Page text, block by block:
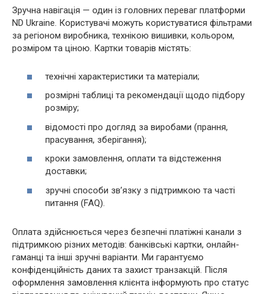
Зручна навігація — один із головних переваг платформи
ND Ukraine. Користувачі можуть користуватися фільтрами
за регіоном виробника, технікою вишивки, кольором,
розміром та ціною. Картки товарів містять:
технічні характеристики та матеріали;
розмірні таблиці та рекомендації щодо підбору
розміру;
відомості про догляд за виробами (прання,
прасування, зберігання);
кроки замовлення, оплати та відстеження
доставки;
зручні способи зв’язку з підтримкою та часті
питання (FAQ).
Оплата здійснюється через безпечні платіжні канали з
підтримкою різних методів: банківські картки, онлайн-
гаманці та інші зручні варіанти. Ми гарантуємо
конфіденційність даних та захист транзакцій. Після
оформлення замовлення клієнта інформують про статус